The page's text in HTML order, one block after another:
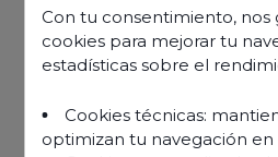
Con tu consentimiento, nos
cookies para mejorar tu
estadísticas sobre el
Cookies técnicas:
optimizan tu navegación en
27 April